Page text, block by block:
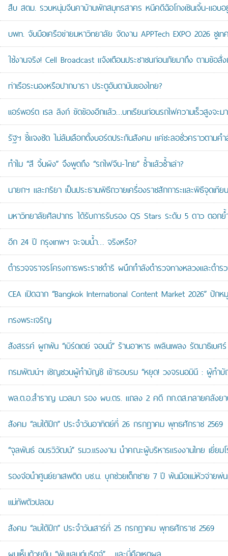
สืบ สตม. รวบหนุ่มจีนคาบ้านพักสมุทรสาคร หนีคดีฉ้อโกงเซินเจิ้น-แอบอ
บพท. จับมือเครือข่ายมหาวิทยาลัย จัดงาน APPTech EXPO 2026 ชูเ
ใช้งานจริง! Cell Broadcast แจ้งเตือนประชาชนก่อนภัยมาถึง ตามข้อสั่
ท่าเรือระนองหรือปากบารา ประตูอันดามันของไทย?
แอร์พอร์ต เรล ลิงก์ ขัดข้องอีกแล้ว…บทเรียนก่อนรถไฟความเร็วสูงจะม
รัฐฯ ชี้แจงชัด ไม่ล้มเลือกตั้งบอร์ดประกันสังคม แค่ชะลอชั่วคราวตามค
ทำไม “สี จิ้นผิง” จึงพูดถึง “รถไฟจีน-ไทย” ซ้ำแล้วซ้ำเล่า?
นายกฯ และภริยา เป็นประธานพิธีถวายเครื่องราชสักการะและพิธีจุดเ
มหาวิทยาลัยศิลปากร ได้รับการรับรอง QS Stars ระดับ 5 ดาว ตอก
อีก 24 ปี กรุงเทพฯ จะจมน้ำ… จริงหรือ?
ตำรวจจราจรโครงการพระราชดำริ ผนึกกำลังตำรวจทางหลวงและตำ
CEA เปิดฉาก “Bangkok International Content Market 2026” ปั
ทรงพระเจริญ
สังสรรค์ ผูกพัน “เบิร์ดเดย์ จอนนี่” ร้านอาหาร เพลินเพลง รัตนาธิเบศ
กรมพัฒน์ฯ เชิญชวนผู้ทำบัญชี เข้ารอบรม “หยุด! วงจรนอมินี : ผู้ทำ
พล.ต.อ.สำราญ นวลมา รอง ผบ.ตร. แถลง 2 คดี กก.ดส.ทลายคลังย
สังคม “ลมใต้ปีก” ประจำวันอาทิตย์ที่ 26 กรกฎาคม พุทธศักราช 2569
“จุลพันธ์ อมรวิวัฒน์” รมว.แรงงาน นำคณะผู้บริหารแรงงานไทย เยี่ยม
รองจ๋อนำศูนย์ยาเสพติด บช.น. บุกช่วยเด็กชาย 7 ปี พ้นมือแม่หัวจ่ายพ่น
แม่ทัพตัวปลอม
สังคม “ลมใต้ปีก” ประจำวันเสาร์ที่ 25 กรกฎาคม พุทธศักราช 2569